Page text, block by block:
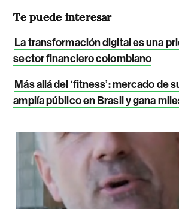
Te puede interesar
La transformación digital es una
sector financiero colombiano
Más allá del ‘fitness’: mercado de
amplía público en Brasil y gana